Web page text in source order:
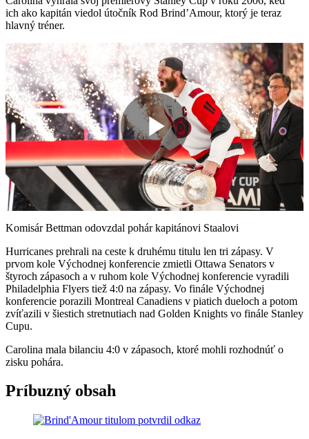
ich ako kapitán viedol útočník Rod Brind’Amour, ktorý je teraz
hlavný tréner.
Play
Video
Komisár Bettman odovzdal pohár kapitánovi Staalovi
Hurricanes prehrali na ceste k druhému titulu len tri zápasy. V
prvom kole Východnej konferencie zmietli Ottawa Senators v
štyroch zápasoch a v ruhom kole Východnej konferencie vyradili
Philadelphia Flyers tiež 4:0 na zápasy. Vo finále Východnej
konferencie porazili Montreal Canadiens v piatich dueloch a potom
zvíťazili v šiestich stretnutiach nad Golden Knights vo finále Stanley
Cupu.
Carolina mala bilanciu 4:0 v zápasoch, ktoré mohli rozhodnúť o
zisku pohára.
Príbuzný obsah